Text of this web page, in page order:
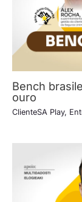
Bench
ouro
ClienteSA Play,